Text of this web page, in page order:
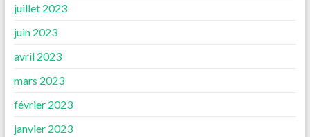
juillet 2023
juin 2023
avril 2023
mars 2023
février 2023
janvier 2023